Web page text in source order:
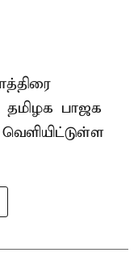
பாஜக
வெளியிட்டுள்ள